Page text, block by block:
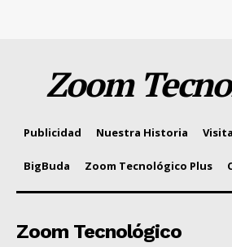
Zoom
Publicidad Nuestra Historia
BigBuda Zoom Tecnológico Plus
Zoom Tecnológico